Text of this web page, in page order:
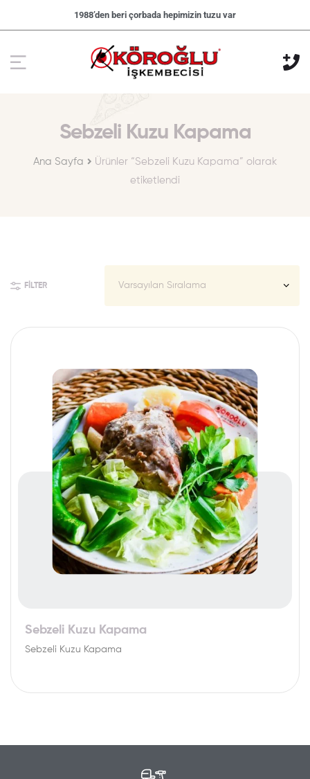
1988’den beri çorbada hepimizin tuzu var
Sebzeli Kuzu Kapama
Ana Sayfa
Ürünler “Sebzeli Kuzu Kapama” olarak
etiketlendi
FILTER
Sebzeli Kuzu Kapama
Sebzeli Kuzu Kapama